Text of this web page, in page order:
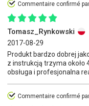
Commentaire confirmé
Tomasz_Rynkowski
2017-08-29
Produkt bardzo dobrej
z instrukcją trzyma około
obsługa i profesjonalna
Commentaire confirmé